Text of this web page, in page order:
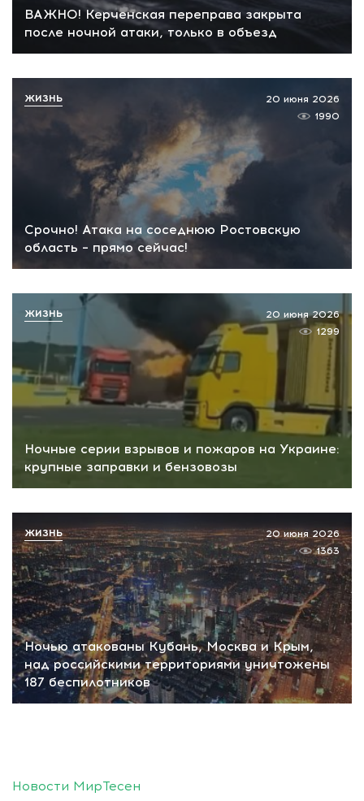
ВАЖНО! Керченская переправа закрыта
после ночной атаки, только в объезд
Срочно! Атака на соседнюю Ростовскую
область – прямо сейчас!
20 июня 2026
1990
ЖИЗНЬ
Ночные серии взрывов и пожаров на Украине:
крупные заправки и бензовозы
20 июня 2026
1299
ЖИЗНЬ
Ночью атакованы Кубань, Москва и Крым,
над российскими территориями уничтожены
187 беспилотников
20 июня 2026
1363
ЖИЗНЬ
Новости МирТесен